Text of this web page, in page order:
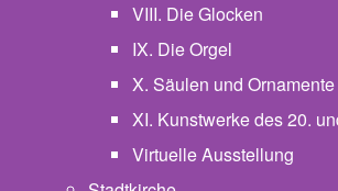
VIII. Die Glocken
IX. Die Orgel
X. Säulen und Ornamente
XI. Kunstwerke des 20.
Virtuelle Ausstellung